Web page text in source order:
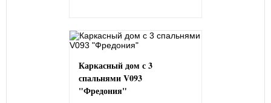
Каркасный дом с 3
спальнями V093
"Фредония"